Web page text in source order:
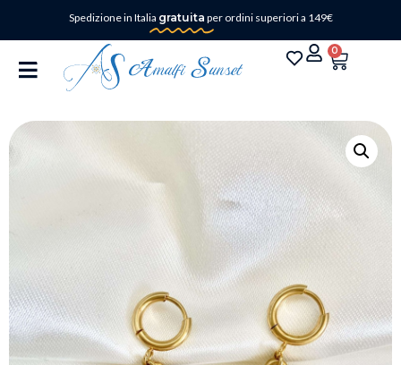
Spedizione in Italia gratuita per ordini superiori a 149€
0